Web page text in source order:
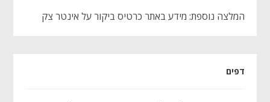
המלצה נוספת: מידע באתר כרטיס ביקור על אינטר צק
דפים